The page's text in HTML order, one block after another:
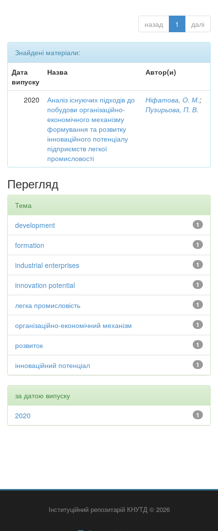
назад 1 далі
Знайдені матеріали:
Дата
випуску
Назва Автор(и)
2020
Аналіз існуючих підходів до
побудови організаційно-
економічного механізму
формування та розвитку
інноваційного потенціалу
підприємств легкої
промисловості
Ніфатова, О. М.;
Пузирьова, П. В.
Перегляд
Тема
1
development
1
formation
1
industrial enterprises
1
innovation potential
1
легка промисловість
1
організаційно-економічний механізм
1
розвиток
1
інноваційний потенціал
за датою випуску
1
2020
Інституційний репозитарій КНУТД © 2026